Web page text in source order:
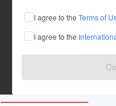
I agree to the Terms of
I agree to the
在住国：日本
出身国：日本
Смотрите фильмы и
ейчас HDzona.net.